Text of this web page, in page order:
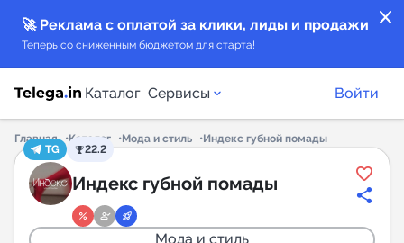
close
🚀 Реклама с оплатой за клики, лиды и продажи
Теперь со сниженным бюджетом для старта!
Каталог Сервисы
Каталог каналов
Каталог ботов
Войти
Главная Каталог Мода и стиль
Индекс губной помады
TG
22.2
Индекс губной помады
Мода и стиль